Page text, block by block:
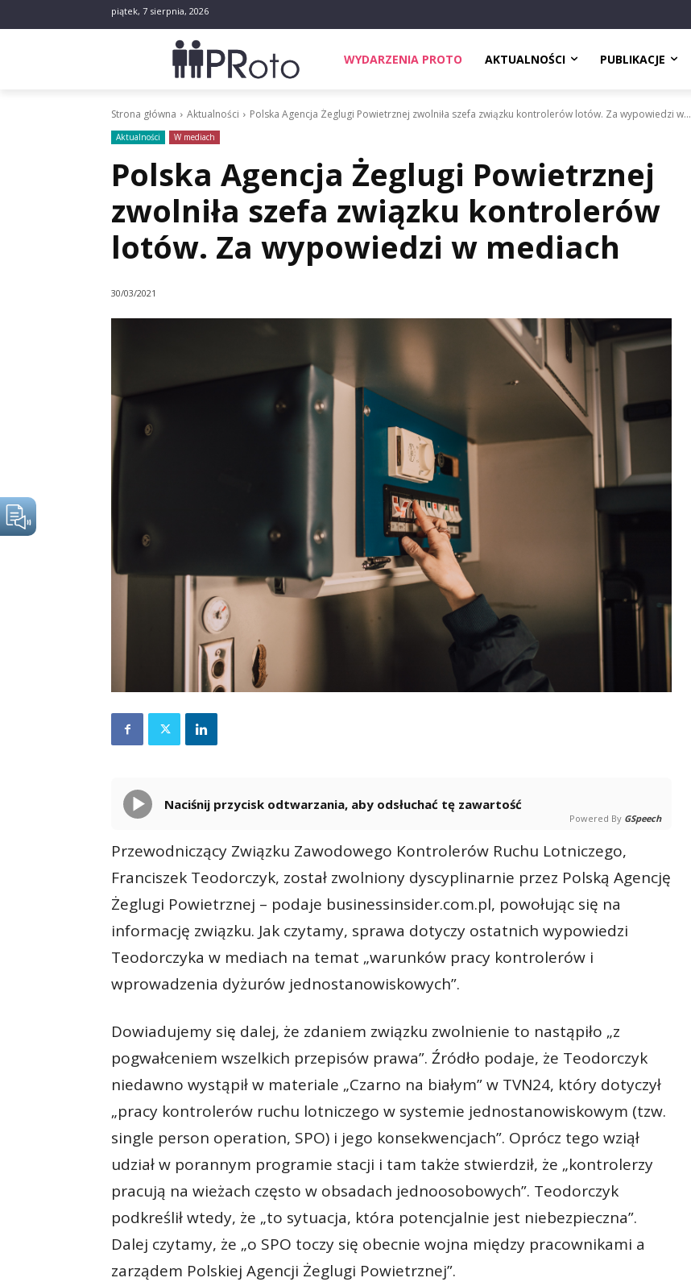
piątek, 7 sierpnia, 2026
WYDARZENIA PROTO AKTUALNOŚCI PUBLIKACJE
Strona główna Aktualności Polska Agencja Żeglugi Powietrznej zwolniła szefa związku kontrolerów lotów. Za wypowiedzi w...
Aktualności W mediach
Polska Agencja Żeglugi Powietrznej
zwolniła szefa związku kontrolerów
lotów. Za wypowiedzi w mediach
30/03/2021
Naciśnij przycisk odtwarzania, aby odsłuchać tę zawartość
Powered By GSpeech
Przewodniczący Związku Zawodowego Kontrolerów Ruchu Lotniczego,
Franciszek Teodorczyk, został zwolniony dyscyplinarnie przez Polską Agencję
Żeglugi Powietrznej – podaje businessinsider.com.pl, powołując się na
informację związku. Jak czytamy, sprawa dotyczy ostatnich wypowiedzi
Teodorczyka w mediach na temat „warunków pracy kontrolerów i
wprowadzenia dyżurów jednostanowiskowych”.
Dowiadujemy się dalej, że zdaniem związku zwolnienie to nastąpiło „z
pogwałceniem wszelkich przepisów prawa”. Źródło podaje, że Teodorczyk
niedawno wystąpił w materiale „Czarno na białym” w TVN24, który dotyczył
„pracy kontrolerów ruchu lotniczego w systemie jednostanowiskowym (tzw.
single person operation, SPO) i jego konsekwencjach”. Oprócz tego wziął
udział w porannym programie stacji i tam także stwierdził, że „kontrolerzy
pracują na wieżach często w obsadach jednoosobowych”. Teodorczyk
podkreślił wtedy, że „to sytuacja, która potencjalnie jest niebezpieczna”.
Dalej czytamy, że „o SPO toczy się obecnie wojna między pracownikami a
zarządem Polskiej Agencji Żeglugi Powietrznej”.